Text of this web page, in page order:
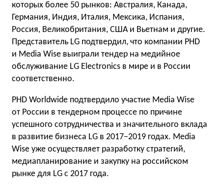
которых более 50 рынков: Австралия, Канада,
Германия, Индия, Италия, Мексика, Испания,
Россия, Великобритания, США и Вьетнам и другие.
Представитель LG подтвердил, что компании PHD
и Media Wise выиграли тендер на медийное
обслуживание LG Electronics в мире и в России
соответственно.
PHD Worldwide подтвердило участие Media Wise
от России в тендерном процессе по причине
успешного сотрудничества и значительного вклада
в развитие бизнеса LG в 2017−2019 годах. Media
Wise уже осуществляет разработку стратегий,
медиапланирование и закупку на российском
рынке для LG с 2017 года.